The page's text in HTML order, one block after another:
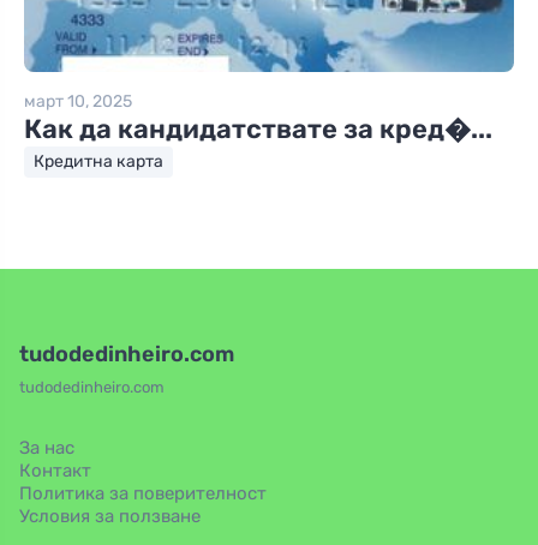
март 10, 2025
Как да кандидатствате за кред�...
Кредитна карта
tudodedinheiro.com
tudodedinheiro.com
За нас
Контакт
Политика за поверителност
Условия за ползване